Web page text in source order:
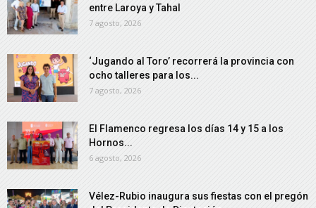
entre Laroya y Tahal
7 agosto, 2026
‘Jugando al Toro’ recorrerá la provincia con
ocho talleres para los...
7 agosto, 2026
El Flamenco regresa los días 14 y 15 a los
Hornos...
6 agosto, 2026
Vélez-Rubio inaugura sus fiestas con el pregón